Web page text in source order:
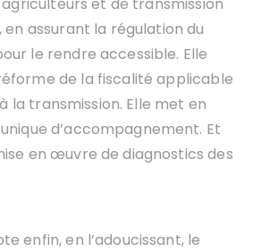
et de transmission
assurant la régulation du
le rendre accessible. Elle
de la fiscalité applicable
la transmission. Elle met en
d’accompagnement. Et
en œuvre de diagnostics des
enfin, en l’adoucissant, le